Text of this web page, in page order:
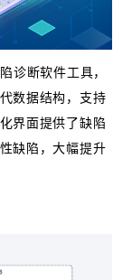
诊断软件工具，
数据结构，支持
界面提供了缺陷
缺陷，大幅提升